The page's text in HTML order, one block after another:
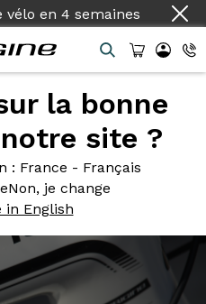
vélo en 4 semaines
la bonne
site ?
: France - Français
Non, je change
in English
Summit
Blanc Summit